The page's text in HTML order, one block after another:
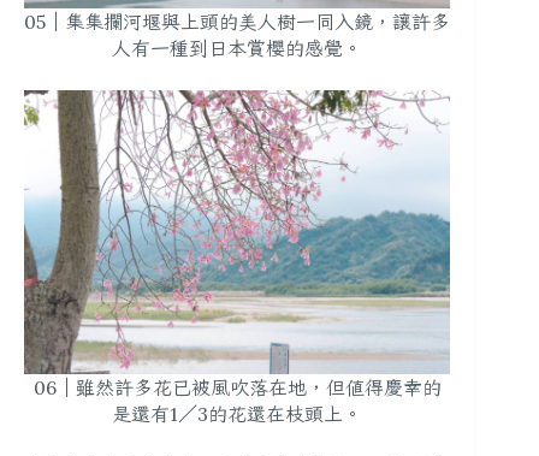
05｜集集攔河堰與上頭的美人樹一同入鏡，讓許多
人有一種到日本賞櫻的感覺。
06｜雖然許多花已被風吹落在地，但值得慶幸的
是還有1／3的花還在枝頭上。